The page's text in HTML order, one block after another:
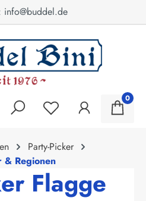
info@buddel.de
0
Party-Picker
& Regionen
Flagge